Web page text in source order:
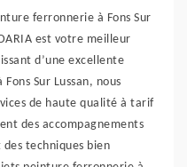
ferronnerie à Fons Sur
est votre meilleur
d’une excellente
Sur Lussan, nous
de haute qualité à tarif
des accompagnements
des techniques bien